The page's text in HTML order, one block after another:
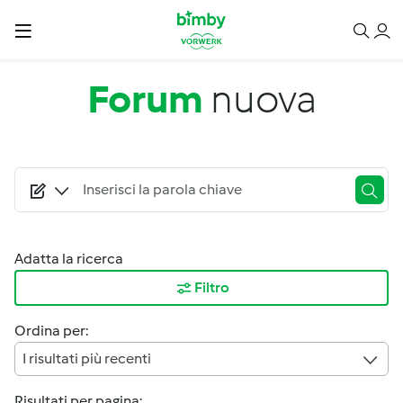
Salta al contenuto principale
Forum nuova
Adatta la ricerca
Filtro
Ordina per:
I risultati più recenti